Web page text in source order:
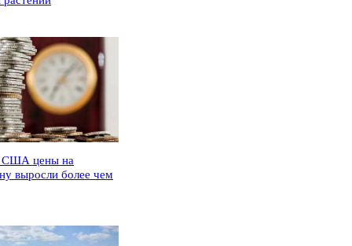
цены на
выросли более чем